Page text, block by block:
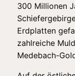
300 Millionen
Erdplatten
zahlreiche
Medebach-